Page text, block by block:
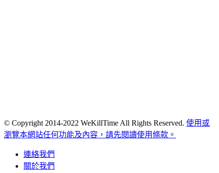
© Copyright 2014-2022 WeKillTime All Rights Reserved. 使用或
瀏覽本網站任何功能及內容，請先閱讀使用條款。
連絡我們
關於我們